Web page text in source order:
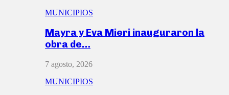
MUNICIPIOS
Mayra y Eva Mieri inauguraron la
obra de…
7 agosto, 2026
MUNICIPIOS